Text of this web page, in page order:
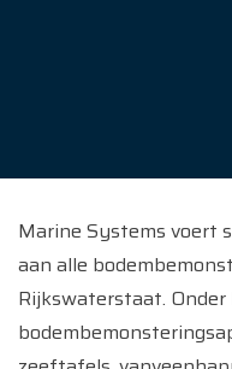
Marine Systems voert
aan alle
Rijkswaterstaat.